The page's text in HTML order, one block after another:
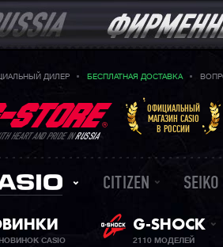
ДИЛЕР БЕСПЛАТНАЯ ДОСТАВКА
HEART AND PRIDE INRUSSIA
ОФИЦИАЛЬНЫЙ
МАГАЗИН CASIO
В РОССИИ
CITIZEN SEIKO
CASIO
G-SHOCK
2110 МОДЕЛЕЙ